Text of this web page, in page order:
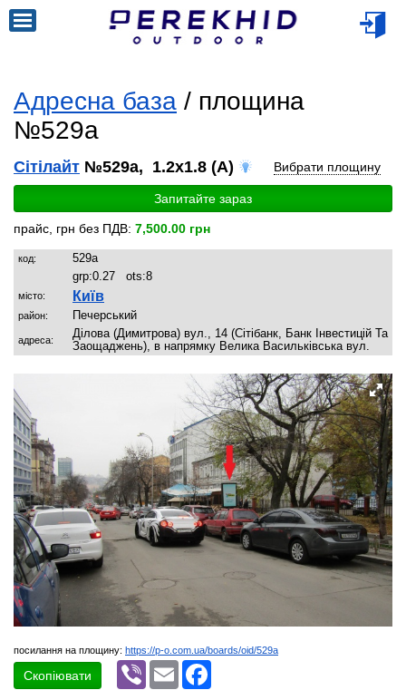
Адресна база / площина
№529a
Сітілайт №529a, 1.2x1.8 (A) Вибрати площину
Запитайте зараз
прайс, грн без ПДВ: 7,500.00 грн
код:
529a
grp:0.27 ots:8
місто: Київ
район: Печерський
адреса:
Ділова (Димитрова) вул., 14 (Сітібанк, Банк Інвестицій Та
Заощаджень), в напрямку Велика Васильківська вул.
посилання на площину: https://p-o.com.ua/boards/oid/529a
Скопіювати
Viber Email